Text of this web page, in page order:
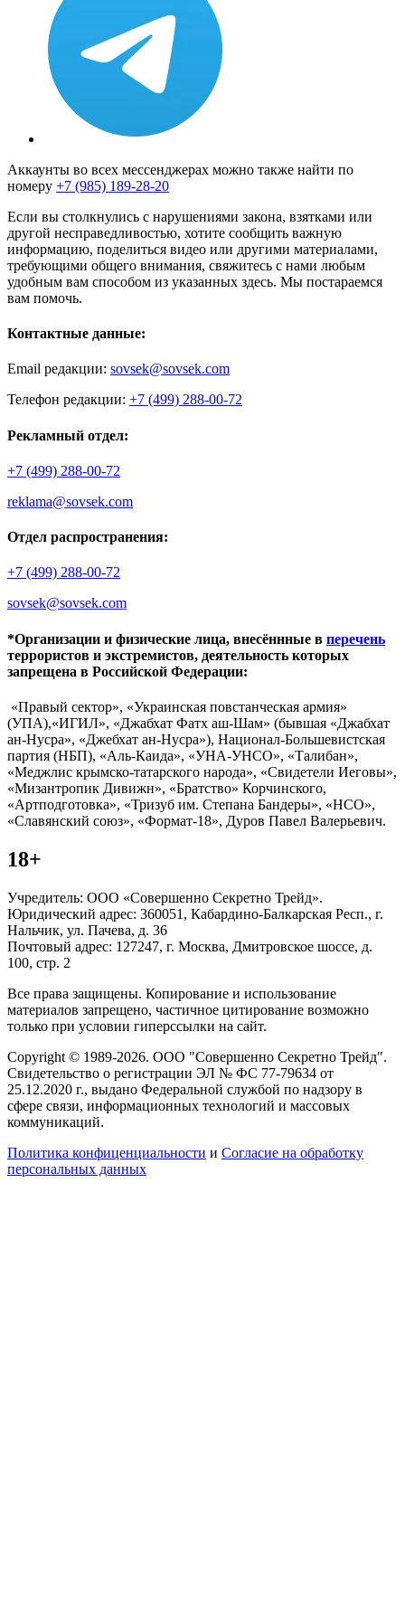
Аккаунты во всех мессенджерах можно также найти по
номеру +7 (985) 189-28-20
Если вы столкнулись с нарушениями закона, взятками или
другой несправедливостью, хотите сообщить важную
информацию, поделиться видео или другими материалами,
требующими общего внимания, свяжитесь с нами любым
удобным вам способом из указанных здесь. Мы постараемся
вам помочь.
Контактные данные:
Email редакции: sovsek@sovsek.com
Телефон редакции: +7 (499) 288-00-72
Рекламный отдел:
+7 (499) 288-00-72
reklama@sovsek.com
Отдел распространения:
+7 (499) 288-00-72
sovsek@sovsek.com
*Организации и физические лица, внесённные в перечень
террористов и экстремистов, деятельность которых
запрещена в Российской Федерации:
«Правый сектор», «Украинская повстанческая армия»
(УПА),«ИГИЛ», «Джабхат Фатх аш-Шам» (бывшая «Джабхат
ан-Нусра», «Джебхат ан-Нусра»), Национал-Большевистская
партия (НБП), «Аль-Каида», «УНА-УНСО», «Талибан»,
«Меджлис крымско-татарского народа», «Свидетели Иеговы»,
«Мизантропик Дивижн», «Братство» Корчинского,
«Артподготовка», «Тризуб им. Степана Бандеры», «НСО»,
«Славянский союз», «Формат-18», Дуров Павел Валерьевич.
18+
Учредитель: ООО «Совершенно Секретно Трейд».
Юридический адрес: 360051, Кабардино-Балкарская Респ., г.
Нальчик, ул. Пачева, д. 36
Почтовый адрес: 127247, г. Москва, Дмитровское шоссе, д.
100, стр. 2
Все права защищены. Копирование и использование
материалов запрещено, частичное цитирование возможно
только при условии гиперссылки на сайт.
Copyright © 1989-2026. ООО "Совершенно Секретно Трейд".
Свидетельство о регистрации ЭЛ № ФС 77-79634 от
25.12.2020 г., выдано Федеральной службой по надзору в
сфере связи, информационных технологий и массовых
коммуникаций.
Политика конфиценциальности и Согласие на обработку
персональных данных